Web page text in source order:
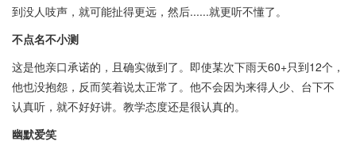
到没人吱声，就可能扯得更远，然后......就更听不懂了。
不点名不小测
这是他亲口承诺的，且确实做到了。即使某次下雨天60+只到12个，
他也没抱怨，反而笑着说太正常了。他不会因为来得人少、台下不
认真听，就不好好讲。教学态度还是很认真的。
幽默爱笑